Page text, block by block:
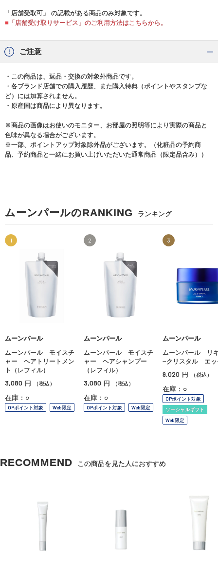
「店舗受取可」 の記載がある商品のみ対象です。
■「店舗受け取りサービス」のご利用方法はこちらから。
ご注意
・この商品は、返品・交換の対象外商品です。
・各ブランド店舗での購入履歴、また購入特典（ポイントやスタンプな
ど）には加算されません。
・原産国は商品により異なります。
※商品の画像はお使いのモニター、お部屋の照明等により実際の商品と
色味が異なる場合がございます。
※一部、ポイントアップ対象除外品がございます。（化粧品の予約商
品、予約商品と一緒にお買い上げいただいた通常商品（限定品含み））
ムーンパールのRANKING ランキング
1
ムーンパール
ムーンパール モイスチ
ャー ヘアトリートメン
ト（レフィル）
3,080 円 （税込）
在庫：○
OPポイント対象 Web限定
2
ムーンパール
ムーンパール モイスチ
ャー ヘアシャンプー
（レフィル）
3,080 円 （税込）
在庫：○
OPポイント対象 Web限定
3
ムーンパール
ムーンパール リ
−クリスタル エッ
9,020 円 （税込）
在庫：○
OPポイント対象
ソーシャルギフト
Web限定
RECOMMEND この商品を見た人におすすめ